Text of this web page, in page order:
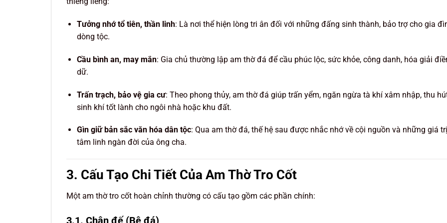
Tưởng nhớ tổ tiên, thần linh: Là nơi thể hiện lòng tri ân đối với những đấng sinh thành, bảo trợ cho gia
dòng tộc.
Cầu bình an, may mắn: Gia chủ thường lập am thờ đá để cầu phúc lộc, sức khỏe, công danh, hóa giải
dữ.
Trấn trạch, bảo vệ gia cư: Theo phong thủy, am thờ đá giúp trấn yểm, ngăn ngừa tà khí xâm nhập, thu
sinh khí tốt lành cho ngôi nhà hoặc khu đất.
Gìn giữ bản sắc văn hóa dân tộc: Qua am thờ đá, thế hệ sau được nhắc nhớ về cội nguồn và những giá trị
tâm linh ngàn đời của ông cha.
3. Cấu Tạo Chi Tiết Của Am Thờ Tro Cốt
Một am thờ tro cốt hoàn chỉnh thường có cấu tạo gồm các phần chính:
3.1. Chân đế (Bệ đá)